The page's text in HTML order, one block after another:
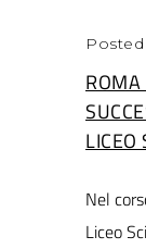
LICEO
Nel
Liceo